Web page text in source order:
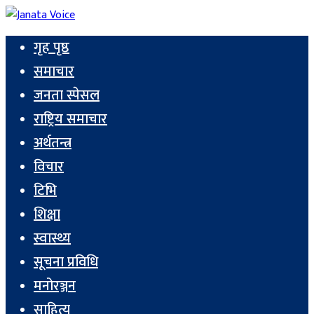
गृह पृष्ठ
समाचार
जनता स्पेसल
राष्ट्रिय समाचार
अर्थतन्त्र
विचार
टिभि
शिक्षा
स्वास्थ्य
सूचना प्रविधि
मनोरञ्जन